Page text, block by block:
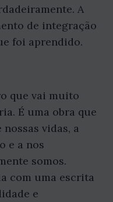
A
de integração
foi aprendido.
que vai muito
É uma obra que
vidas, a
e a nos
somos.
com uma escrita
e